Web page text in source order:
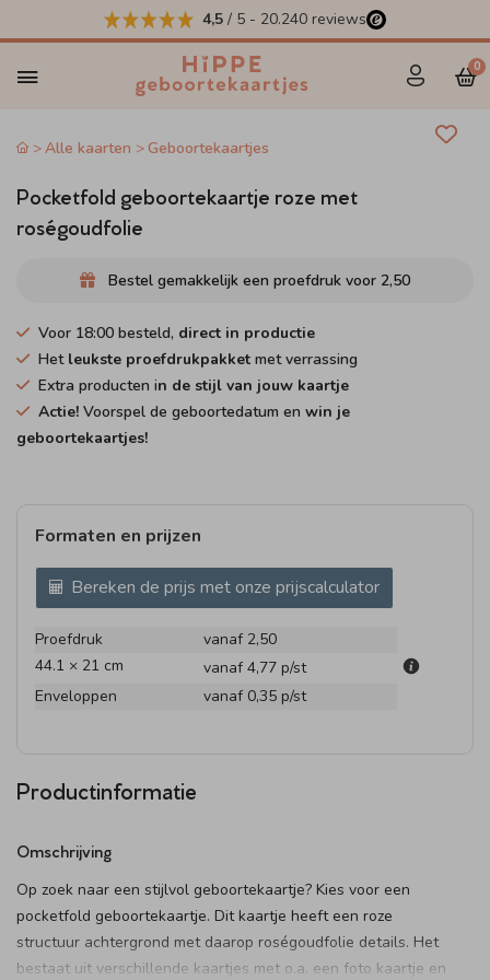
4,5 / 5 - 20.240 reviews
0
Alle kaarten Geboortekaartjes
Pocketfold geboortekaartje roze met
roségoudfolie
Bestel gemakkelijk een proefdruk voor 2,50
Voor 18:00 besteld, direct in productie
Het leukste proefdrukpakket met verrassing
Extra producten in de stijl van jouw kaartje
Actie! Voorspel de geboortedatum en win je
geboortekaartjes!
Formaten en prijzen
Bereken de prijs met onze prijscalculator
Proefdruk
vanaf 2,50
44.1 × 21 cm
vanaf 4,77 p/st
Enveloppen
vanaf 0,35 p/st
Productinformatie
Omschrijving
Op zoek naar een stijlvol geboortekaartje? Kies voor een
pocketfold geboortekaartje. Dit kaartje heeft een roze
structuur achtergrond met daarop roségoudfolie details. Het
bestaat uit verschillende kaartjes met o.a. een foto kaartje en